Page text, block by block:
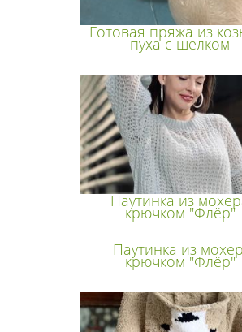
Готовая пряжа из
пуха с шелком
Паутинка из
крючком "Флёр"
Паутинка из
крючком "Флёр"